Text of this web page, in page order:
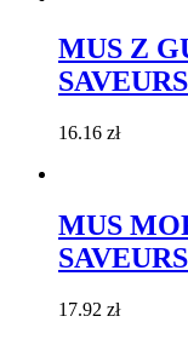
MUS Z
16.16 zł
MUS
17.92 zł